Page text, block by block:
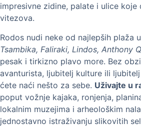
impresivne zidine, palate i ulice koje
vitezova.
Rodos nudi neke od najlepših plaža
Tsambika, Faliraki, Lindos, Anthony
pesak i tirkizno plavo more. Bez
avanturista, ljubitelj kulture ili
ćete naći nešto za sebe. Uživajte u
poput vožnje kajaka, ronjenja,
lokalnim muzejima i arheološkim
jednostavno istraživanju slikovitih